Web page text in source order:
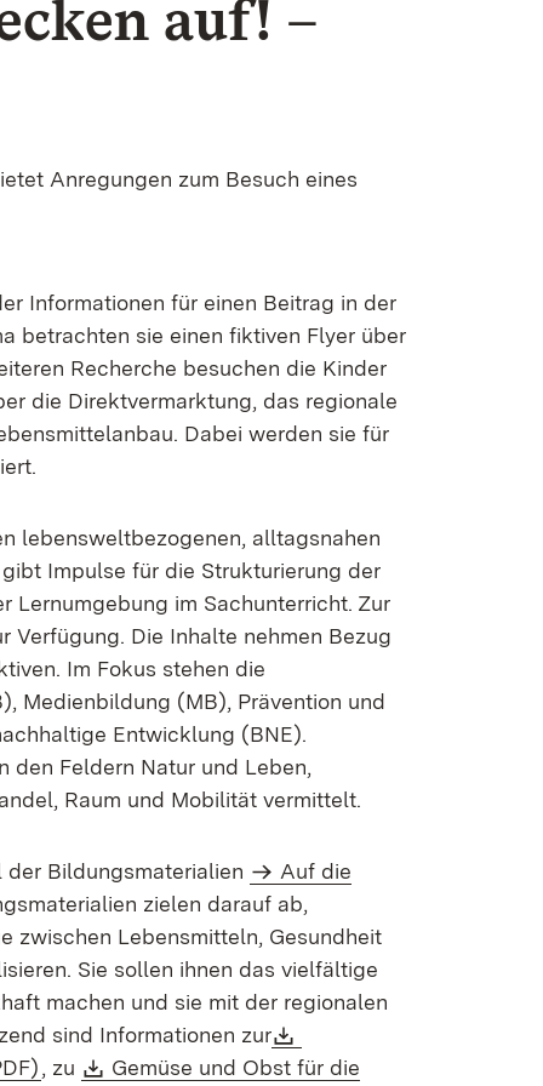
auf! –
Anregungen zum Besuch eines
Informationen für einen Beitrag in der
betrachten sie einen fiktiven Flyer über
Recherche besuchen die Kinder
die Direktvermarktung, das regionale
Dabei werden sie für
lebensweltbezogenen, alltagsnahen
Impulse für die Strukturierung der
Lernumgebung im Sachunterricht. Zur
Die Inhalte nehmen Bezug
Im Fokus stehen die
Medienbildung (MB), Prävention und
Entwicklung (BNE).
den Feldern Natur und Leben,
Raum und Mobilität vermittelt.
der Bildungsmaterialien
Auf die
zielen darauf ab,
zwischen Lebensmitteln, Gesundheit
Sie sollen ihnen das vielfältige
machen und sie mit der regionalen
sind Informationen zur
(Öffnet in neuem Fenster)
, zu Download:
Gemüse und Obst für die